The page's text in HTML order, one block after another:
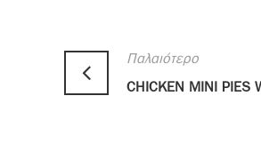
Παλαιότερο